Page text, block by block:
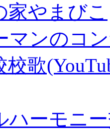
家やまびこ
マンのコ
歌
ハーモニ